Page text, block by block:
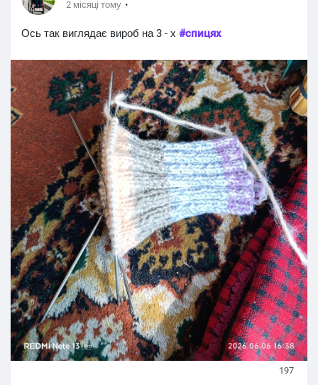
2 місяці тому ·
Ось так виглядає вироб на 3 - х #спицях
197